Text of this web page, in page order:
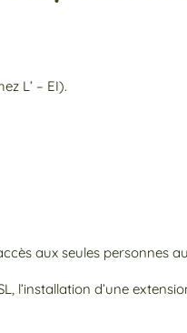
L’ – EI).
aux seules personnes
l’installation d’une